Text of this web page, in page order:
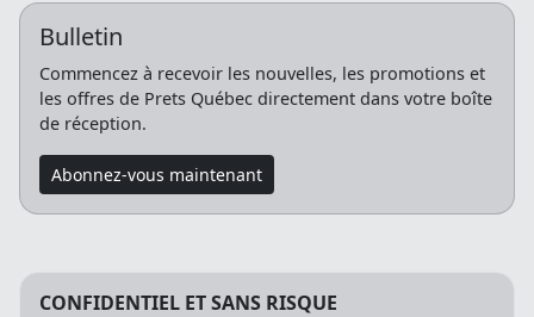
Bulletin
Commencez à recevoir les nouvelles, les promotions et
les offres de Prets Québec directement dans votre boîte
de réception.
Abonnez-vous maintenant
CONFIDENTIEL ET SANS RISQUE